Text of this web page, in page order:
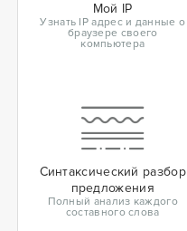
Мой IP
Узнать IP адрес и данные о
браузере своего
компьютера
Синтаксический разбор
предложения
Полный анализ каждого
составного слова